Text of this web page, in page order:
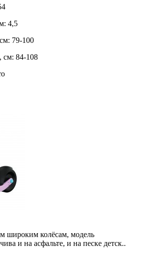
4,5
79-100
см: 84-108
широким колёсам, модель
и на асфальте, и на песке детск..